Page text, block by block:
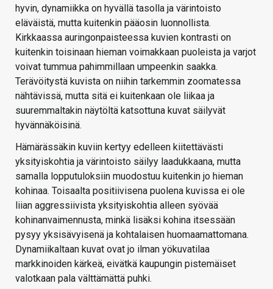
hyvin, dynamiikka on hyvällä tasolla ja värintoisto
eläväistä, mutta kuitenkin pääosin luonnollista.
Kirkkaassa auringonpaisteessa kuvien kontrasti on
kuitenkin toisinaan hieman voimakkaan puoleista ja varjot
voivat tummua pahimmillaan umpeenkin saakka.
Terävöitystä kuvista on niihin tarkemmin zoomatessa
nähtävissä, mutta sitä ei kuitenkaan ole liikaa ja
suuremmaltakin näytöltä katsottuna kuvat säilyvät
hyvännäköisinä.
Hämärässäkin kuviin kertyy edelleen kiitettävästi
yksityiskohtia ja värintoisto säilyy laadukkaana, mutta
samalla lopputuloksiin muodostuu kuitenkin jo hieman
kohinaa. Toisaalta positiivisena puolena kuvissa ei ole
liian aggressiivista yksityiskohtia alleen syövää
kohinanvaimennusta, minkä lisäksi kohina itsessään
pysyy yksisävyisenä ja kohtalaisen huomaamattomana.
Dynamiikaltaan kuvat ovat jo ilman yökuvatilaa
markkinoiden kärkeä, eivätkä kaupungin pistemäiset
valotkaan pala välttämättä puhki.